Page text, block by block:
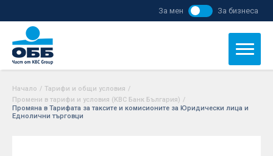
За мен За бизнеса
Начало / Тарифи и общи условия /
Промени в тарифи и условия (KBC Банк България) /
Промяна в Тарифата за таксите и комисионите за Юридически лица и
Еднолични търговци